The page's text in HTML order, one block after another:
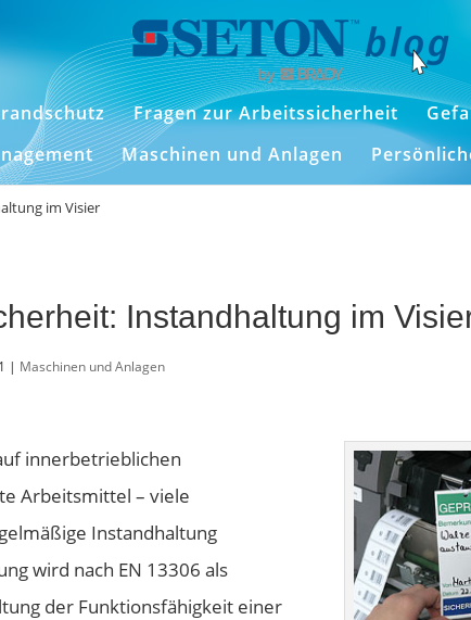
Fragen zur Arbeitssicherheit
Maschinen und Anlagen
im Visier
Instandhaltung im
| Maschinen und Anlagen
innerbetrieblichen
Arbeitsmittel – viele
Instandhaltung
wird nach EN 13306 als
der Funktionsfähigkeit einer